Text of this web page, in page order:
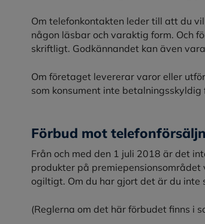
Om telefonkontakten leder till att du
någon läsbar och varaktig form. Och
skriftligt. Godkännandet kan även
Om företaget levererar varor eller
som konsument inte betalningsskyldig
Förbud mot
Från och med den 1 juli 2018 är det
produkter på
ogiltigt. Om du har gjort det är du
(Reglerna om det här förbudet finns i